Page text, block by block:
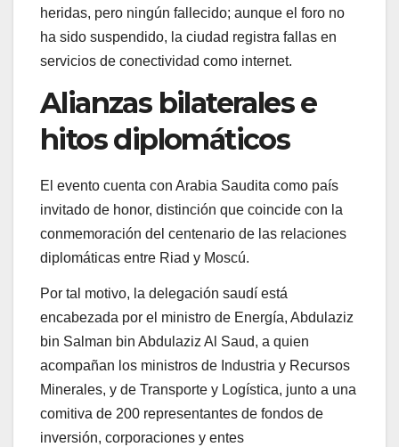
heridas, pero ningún fallecido; aunque el foro no
ha sido suspendido, la ciudad registra fallas en
servicios de conectividad como internet.
Alianzas bilaterales e
hitos diplomáticos
El evento cuenta con Arabia Saudita como país
invitado de honor, distinción que coincide con la
conmemoración del centenario de las relaciones
diplomáticas entre Riad y Moscú.
Por tal motivo, la delegación saudí está
encabezada por el ministro de Energía, Abdulaziz
bin Salman bin Abdulaziz Al Saud, a quien
acompañan los ministros de Industria y Recursos
Minerales, y de Transporte y Logística, junto a una
comitiva de 200 representantes de fondos de
inversión, corporaciones y entes